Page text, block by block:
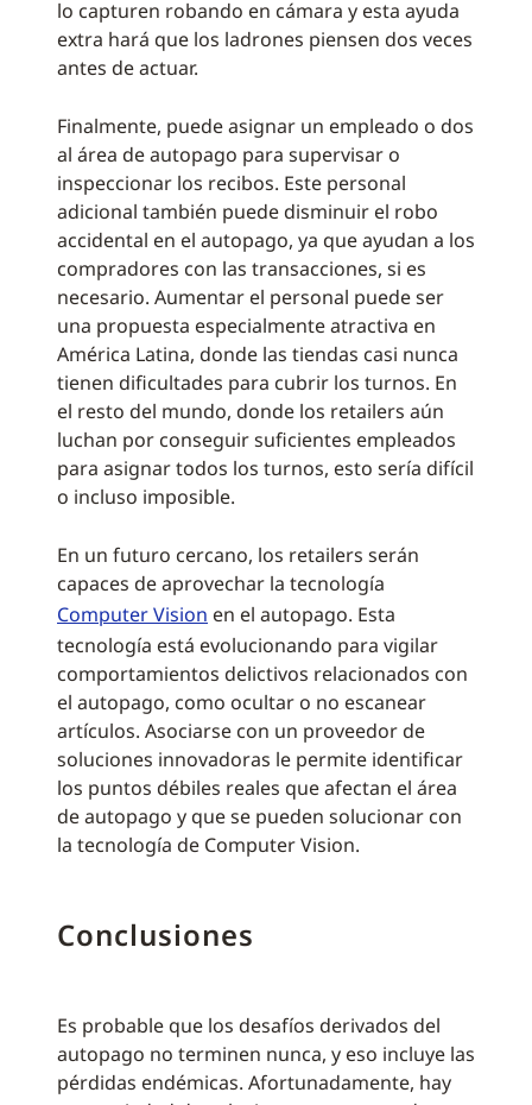
lo capturen robando en cámara y esta ayuda
extra hará que los ladrones piensen dos veces
antes de actuar.
Finalmente, puede asignar un empleado o dos
al área de autopago para supervisar o
inspeccionar los recibos. Este personal
adicional también puede disminuir el robo
accidental en el autopago, ya que ayudan a los
compradores con las transacciones, si es
necesario. Aumentar el personal puede ser
una propuesta especialmente atractiva en
América Latina, donde las tiendas casi nunca
tienen dificultades para cubrir los turnos. En
el resto del mundo, donde los retailers aún
luchan por conseguir suficientes empleados
para asignar todos los turnos, esto sería difícil
o incluso imposible.
En un futuro cercano, los retailers serán
capaces de aprovechar la tecnología
Computer Vision en el autopago. Esta
tecnología está evolucionando para vigilar
comportamientos delictivos relacionados con
el autopago, como ocultar o no escanear
artículos. Asociarse con un proveedor de
soluciones innovadoras le permite identificar
los puntos débiles reales que afectan el área
de autopago y que se pueden solucionar con
la tecnología de Computer Vision.
Conclusiones
Es probable que los desafíos derivados del
autopago no terminen nunca, y eso incluye las
pérdidas endémicas. Afortunadamente, hay